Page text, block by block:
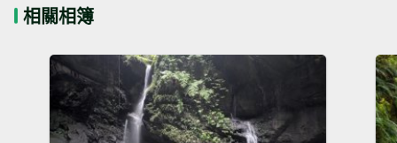
相關相簿